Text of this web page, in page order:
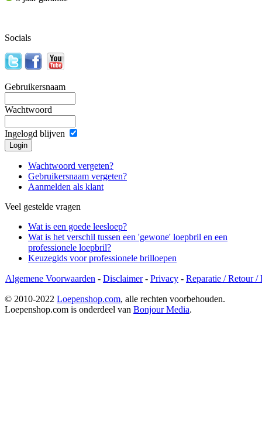
Socials
Gebruikersnaam
Wachtwoord
Ingelogd blijven
Wachtwoord vergeten?
Gebruikersnaam vergeten?
Aanmelden als klant
Veel gestelde vragen
Wat is een goede leesloep?
Wat is het verschil tussen een 'gewone' loepbril en een
professionele loepbril?
Keuzegids voor professionele brilloepen
Algemene Voorwaarden - Disclaimer- Privacy - Reparatie / Retour /
© 2010-2022 Loepenshop.com, alle rechten voorbehouden.
Loepenshop.com is onderdeel van Bonjour Media.